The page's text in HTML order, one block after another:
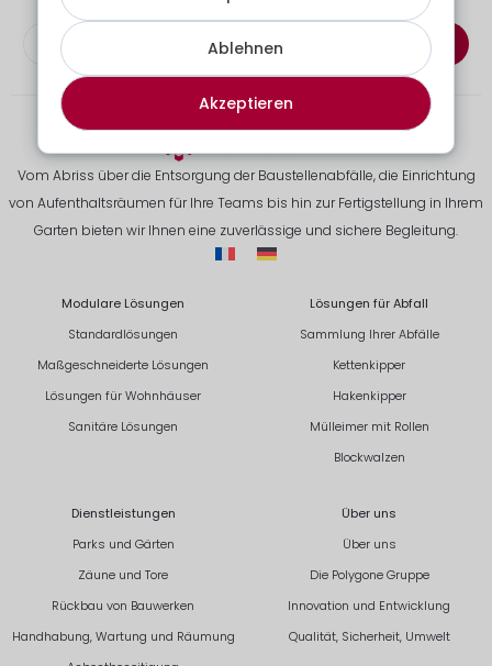
Abonnieren Sie den Newsletter
Vom Abriss über die Entsorgung der Baustellenabfälle, die Einrichtung
von Aufenthaltsräumen für Ihre Teams bis hin zur Fertigstellung in Ihrem
Garten bieten wir Ihnen eine zuverlässige und sichere Begleitung.
Modulare Lösungen
Standardlösungen
Maßgeschneiderte Lösungen
Lösungen für Wohnhäuser
Sanitäre Lösungen
Lösungen für Abfall
Sammlung Ihrer Abfälle
Kettenkipper
Hakenkipper
Mülleimer mit Rollen
Blockwalzen
Dienstleistungen
Parks und Gärten
Zäune und Tore
Rückbau von Bauwerken
Handhabung, Wartung und Räumung
Über uns
Über uns
Die Polygone Gruppe
Innovation und Entwicklung
Qualität, Sicherheit, Umwelt
Akzeptieren
Ablehnen